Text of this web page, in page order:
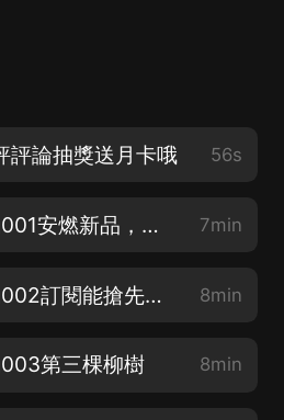
評論抽獎送月卡哦 56s
我家娘子，不對勁001安燃新品，訂閱❤️好評❤️搶先聽！ 7min
我家娘子，不對勁002訂閱能搶先收聽哦！ 8min
第三棵柳樹 8min